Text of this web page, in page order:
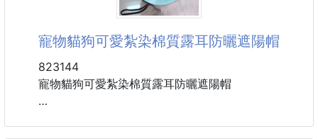
怎能少得了萬用鋁箔盤！
可盛裝備菜，還能直接放入
機器裡烘烤也能放在鐵網上燒烤食物
寵物貓狗可愛紮染棉質露耳防曬遮陽帽
823144
寵物貓狗可愛紮染棉質露耳防曬遮陽帽